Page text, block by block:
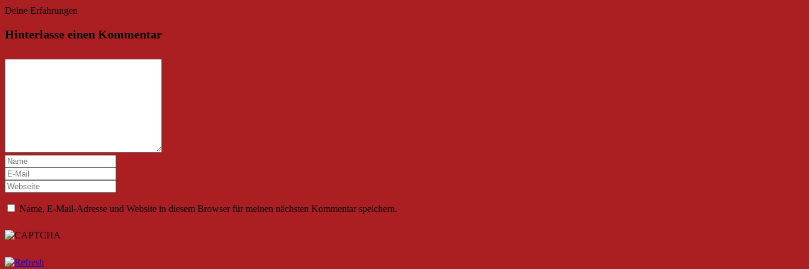
Deine Erfahrungen
Hinterlasse einen Kommentar
Name, E-Mail-Adresse und Website in diesem Browser für meinen nächsten Kommentar speichern.